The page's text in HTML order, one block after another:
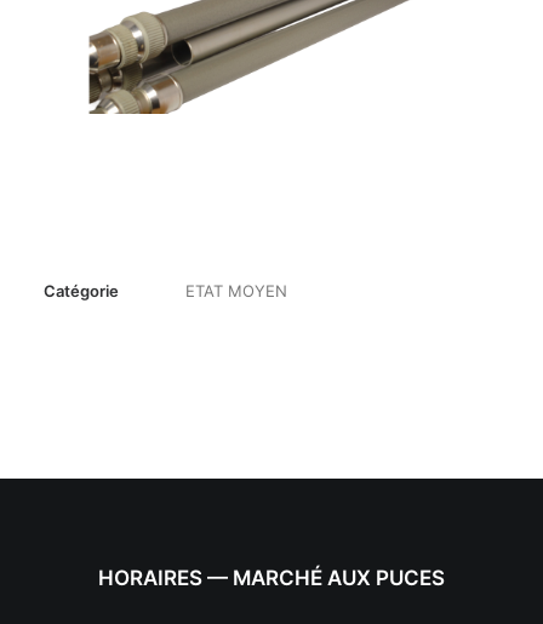
Catégorie ETAT MOYEN
HORAIRES — MARCHÉ AUX PUCES